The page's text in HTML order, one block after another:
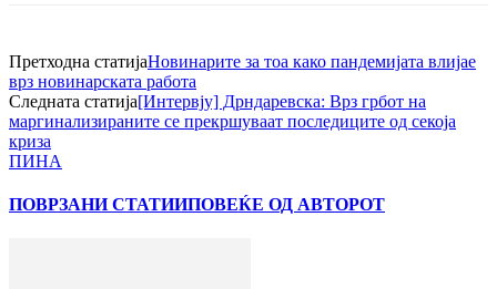
Претходна статијаНовинарите за тоа како пандемијата влијае
врз новинарската работа
Следната статија[Интервју] Дрндаревска: Врз грбот на
маргинализираните се прекршуваат последиците од секоја
криза
ПИНА
ПОВРЗАНИ СТАТИИПОВЕЌЕ ОД АВТОРОТ